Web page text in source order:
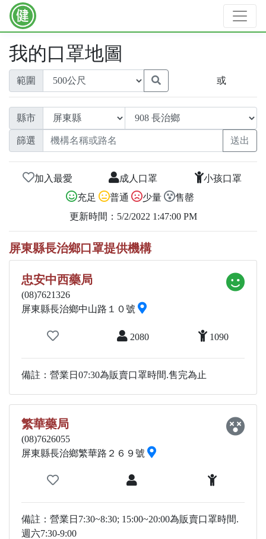
我的口罩地圖
範圍 或
縣市
篩選
加入最愛 成人口罩
小孩口罩
充足
普通 少量
售罄
更新時間：5/2/2022 1:47:00 PM
屏東縣長治鄉口罩提供機構
忠安中西藥局
(08)7621326
屏東縣長治鄉中山路１０號
2080 1090
備註：營業日07:30為販賣口罩時間.售完為止
繁華藥局
(08)7626055
屏東縣長治鄉繁華路２６９號
備註：營業日7:30~8:30; 15:00~20:00為販賣口罩時間.
週六7:30-9:00